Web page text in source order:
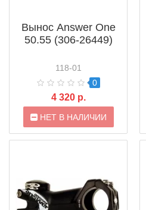
Вынос Answer One
50.55 (306-26449)
118-01
0
4 320 р.
НЕТ В НАЛИЧИИ